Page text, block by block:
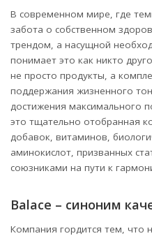
В современном мире, где
забота о собственном
трендом, а насущной
понимает это как никто
не просто продукты, а
поддержания жизненного
достижения максимального
это тщательно отобранная
добавок, витаминов,
аминокислот, призванных
союзниками на пути к
Balace – синоним
Компания гордится тем, что